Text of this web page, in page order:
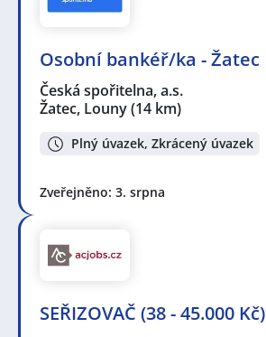
Osobní bankéř/ka - Žatec
Česká spořitelna, a.s.
Žatec, Louny(14 km)
Plný úvazek, Zkrácený úvazek
Zveřejněno: 3. srpna
SEŘIZOVAČ (38 - 45.000 Kč)